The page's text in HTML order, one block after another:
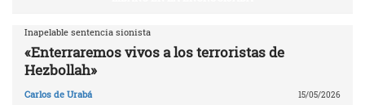
Inapelable sentencia sionista
«Enterraremos vivos a los terroristas de
Hezbollah»
Carlos de Urabá 15/05/2026